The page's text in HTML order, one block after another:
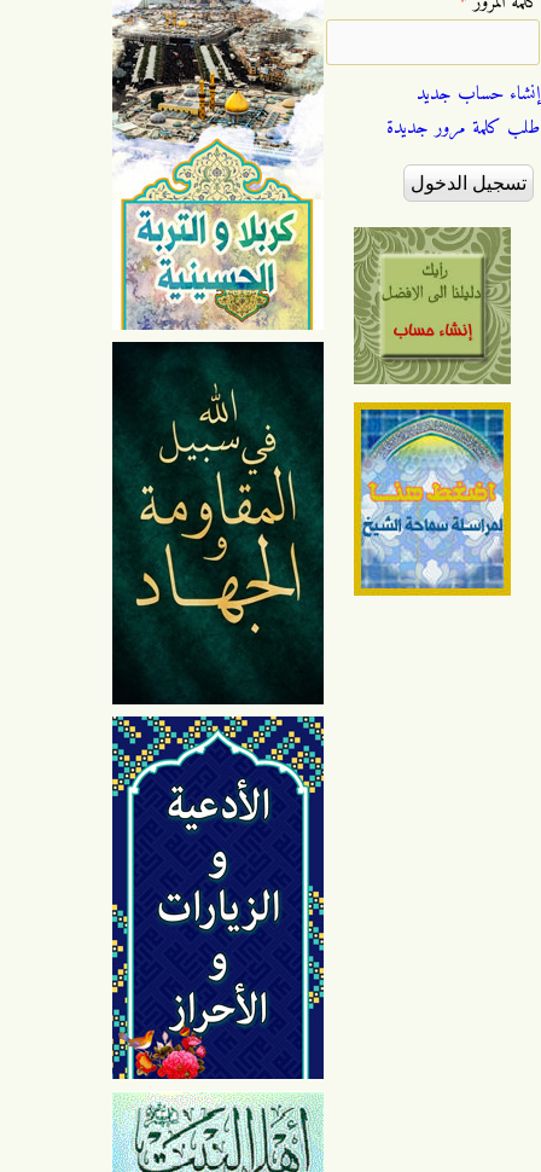
إنشاء حساب جديد
طلب كلمة مرور جديدة